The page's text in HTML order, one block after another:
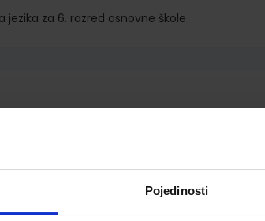
Pojedinosti
jezika za 6. razred osnovne škole